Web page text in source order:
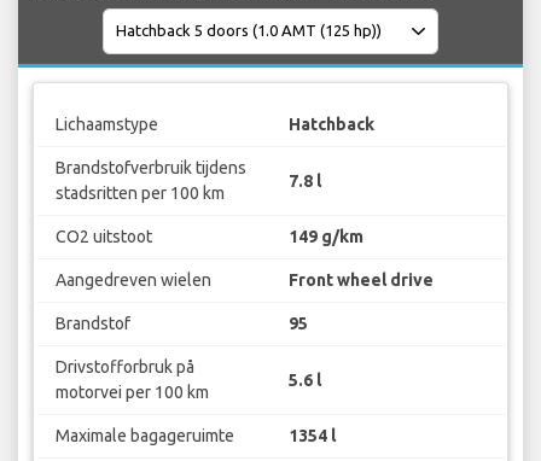
Lichaamstype Hatchback
Brandstofverbruik tijdens
stadsritten per 100 km
7.8 l
CO2 uitstoot 149 g/km
Aangedreven wielen Front wheel drive
Brandstof 95
Drivstofforbruk på
motorvei per 100 km
5.6 l
Maximale bagageruimte 1354 l